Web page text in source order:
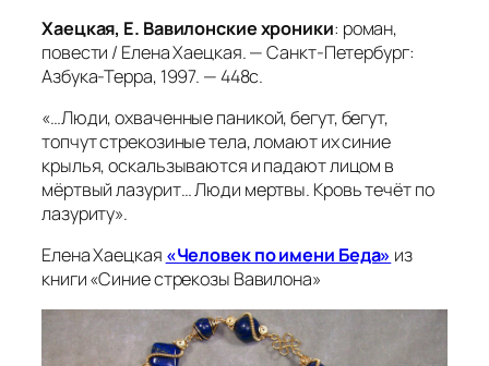
Хаецкая, Е. Вавилонские хроники: роман,
повести / Елена Хаецкая. — Санкт-Петербург:
Азбука-Терра, 1997. — 448с.
«…Люди, охваченные паникой, бегут, бегут,
топчут стрекозиные тела, ломают их синие
крылья, оскальзываются и падают лицом в
мёртвый лазурит… Люди мертвы. Кровь течёт по
лазуриту».
Елена Хаецкая «Человек по имени Беда» из
книги «Синие стрекозы Вавилона»